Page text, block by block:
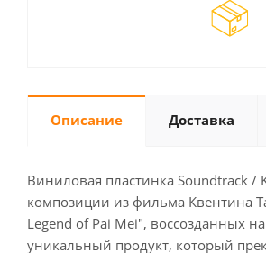
Описание Доставка
Виниловая пластинка Soundtrack /
композиции из фильма Квентина
Legend of Pai Mei", воссозданных
уникальный продукт, который